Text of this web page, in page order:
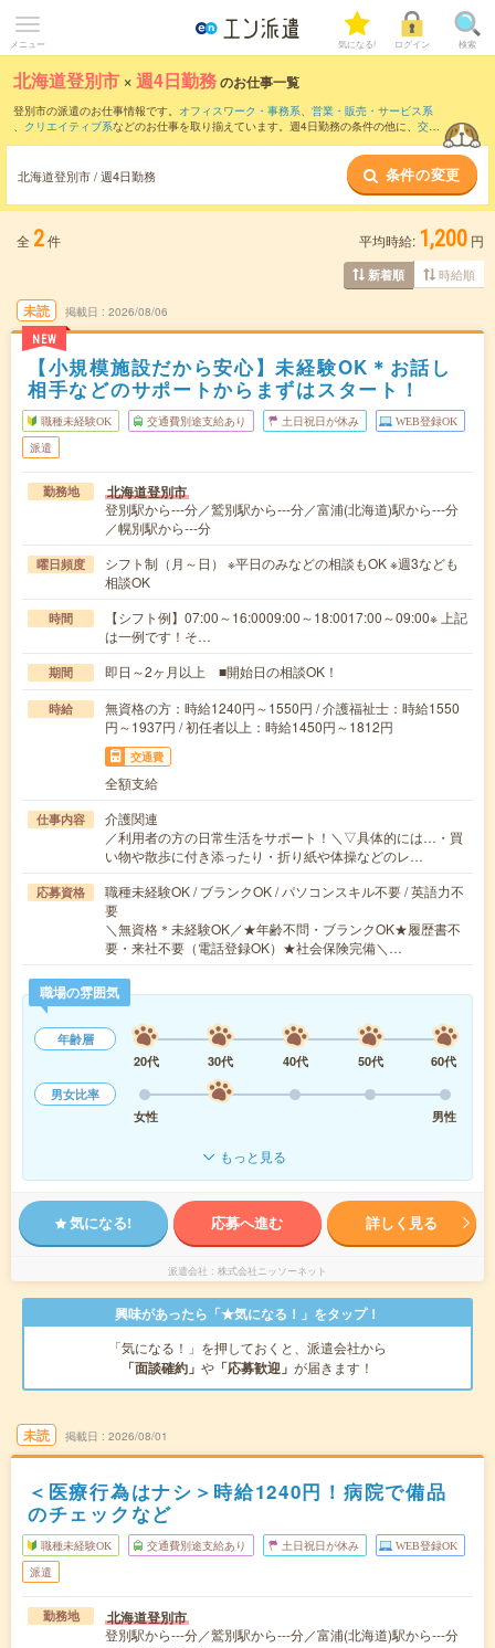
メニュー 気になる! ログイン 検索
北海道登別市 ×週4日勤務のお仕事一覧
登別市の派遣のお仕事情報です。 オフィスワーク・事務系、 営業・販売・サービス系
、 クリエイティブ系などのお仕事を取り揃えています。週4日勤務の条件の他に、 交通
北海道登別市 / 週4日勤務 条件の変更
全 2件 平均時給: 1,200 円
新着順 時給順
未読
NEW
掲載日 2026/08/06
【小規模施設だから安心】未経験OK＊お話し
相手などのサポートからまずはスタート！
職種未経験OK 交通費別途支給あり 土日祝日が休み WEB登録OK
派遣
勤務地 北海道登別市
登別駅から---分／鷲別駅から---分／富浦(北海道)駅から---分
／幌別駅から---分
曜日頻度
シフト制（月～日） ※平日のみなどの相談もOK ※週3なども
相談OK
時間
【シフト例】07:00～16:0009:00～18:0017:00～09:00※ 上記
は一例です！そ…
期間 即日～2ヶ月以上 ■開始日の相談OK！
時給
無資格の方：時給1240円～1550円 / 介護福祉士：時給1550
円～1937円 / 初任者以上：時給1450円～1812円
交通費
全額支給
仕事内容
介護関連
／利用者の方の日常生活をサポート！＼▽具体的には…・買
い物や散歩に付き添ったり・折り紙や体操などのレ…
応募資格
職種未経験OK / ブランクOK / パソコンスキル不要 / 英語力不
要
＼無資格＊未経験OK／★年齢不問・ブランクOK★履歴書不
要・来社不要（電話登録OK）★社会保険完備＼…
職場の雰囲気
年齢層
20代
30代 40代 50代
60代
男女比率
女性
男性
もっと見る
気になる! 応募へ進む 詳しく見る
派遣会社 株式会社ニッソーネット
興味があったら「★気になる！」をタップ！
「気になる！」を押しておくと、派遣会社から
「面談確約」 や 「応募歓迎」 が届きます！
未読 掲載日 2026/08/01
＜医療行為はナシ＞時給1240円！病院で備品
のチェックなど
職種未経験OK 交通費別途支給あり 土日祝日が休み WEB登録OK
派遣
勤務地 北海道登別市
登別駅から---分／鷲別駅から---分／富浦(北海道)駅から---分